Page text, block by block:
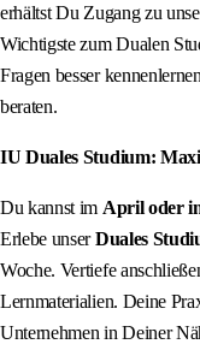
erhältst Du Zugang zu
Wichtigste zum Dualen
Fragen besser
beraten.
IU Duales Studium:
Du kannst im April oder
Erlebe unserDuales
Woche. Vertiefe
Lernmaterialien. Deine
Unternehmen in Deiner